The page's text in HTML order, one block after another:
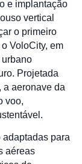
e implantação
vertical
o primeiro
VoloCity, em
urbano
Projetada
a aeronave da
voo,
para
aéreas